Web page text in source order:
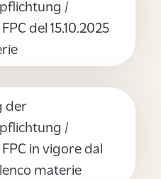
/
del 15.10.2025
der
/
FPC in vigore dal
materie